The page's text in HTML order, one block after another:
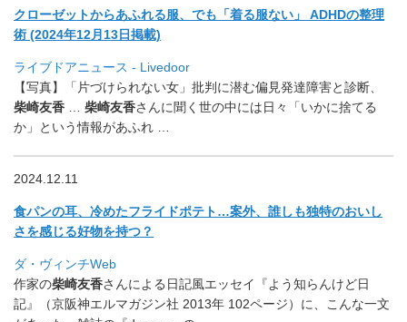
クローゼットからあふれる服、でも「着る服ない」 ADHDの整理
術 (2024年12月13日掲載)
ライブドアニュース - Livedoor
【写真】「片づけられない女」批判に潜む偏見発達障害と診断、
柴崎友香 柴崎友香さんに聞く世の中には日々「いかに捨てる
か」
という情報があふれ …
2024.12.11
食パンの耳、冷めたフライドポテト…案外、 誰しも独特のおいし
さを感じる好物を持つ？
ダ・ヴィンチWeb
作家の柴崎友香さんによる日記風エッセイ『よう知らんけど日
記』
（京阪神エルマガジン社 2013年 102ページ）に、こんな一文